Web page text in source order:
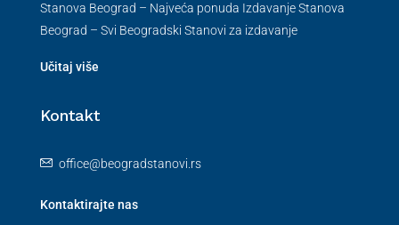
Stanova Beograd – Najveća ponuda Izdavanje Stanova
Beograd – Svi Beogradski Stanovi za izdavanje
Učitaj više
Kontakt
office@beogradstanovi.rs
Kontaktirajte nas